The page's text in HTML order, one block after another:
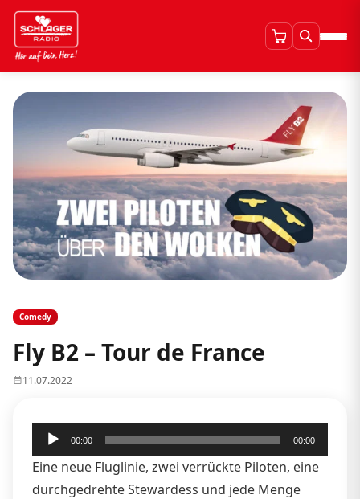
Comedy
Fly B2 – Tour de France
11.07.2022
Audio-
Player
00:00 00:00
Eine neue Fluglinie, zwei verrückte Piloten, eine
durchgedrehte Stewardess und jede Menge